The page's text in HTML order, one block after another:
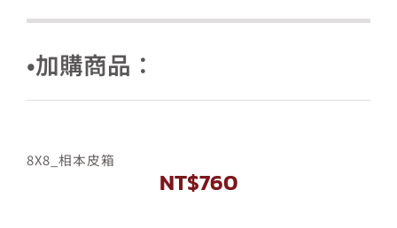
•加購商品：
8X8_相本皮箱
NT$760